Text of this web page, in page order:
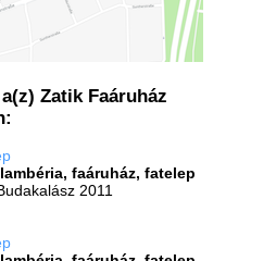
Zatik Faáruház
faáruház, fatelep
2011